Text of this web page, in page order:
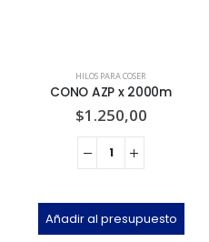
HILOS PARA COSER
CONO AZP x 2000m
$1.250,00
Añadir al presupuesto